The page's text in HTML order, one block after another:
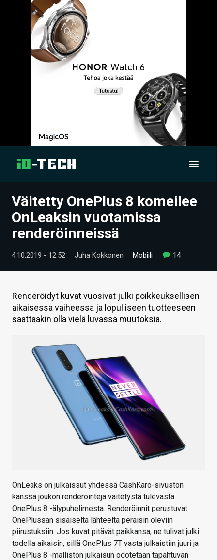
UUTISET
ARTIKKELIT
VIDEOT
TECHBBS
TIETOA
HINTA.FI
VAIHDA TEEMA
Väitetty OnePlus 8 komeilee
OnLeaksin vuotamissa
renderöinneissä
4.10.2019 - 12:52 Juha Kokkonen Mobiili 14
Renderöidyt kuvat vuosivat julki poikkeuksellisen
aikaisessa vaiheessa ja lopulliseen tuotteeseen
saattaakin olla vielä luvassa muutoksia.
OnLeaks on julkaissut yhdessä CashKaro-sivuston
kanssa joukon renderöintejä väitetystä tulevasta
OnePlus 8 -älypuhelimesta. Renderöinnit perustuvat
OnePlussan sisäiseltä lähteeltä peräisin oleviin
piirustuksiin. Jos kuvat pitävät paikkansa, ne tulivat julki
todella aikaisin, sillä OnePlus 7T vasta julkaistiin juuri ja
OnePlus 8 -malliston julkaisun odotetaan tapahtuvan